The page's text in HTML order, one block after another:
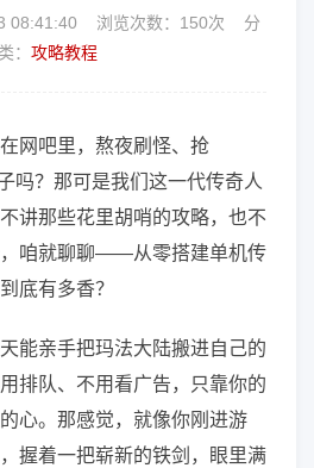
08:41:40 浏览次数： 150次 分
类： 攻略教程
网吧里，熬夜刷怪、抢
吗？那可是我们这一代传奇人
讲那些花里胡哨的攻略，也不
咱就聊聊——从零搭建单机传
底有多香？
能亲手把玛法大陆搬进自己的
排队、不用看广告，只靠你的
心。那感觉，就像你刚进游
握着一把崭新的铁剑，眼里满